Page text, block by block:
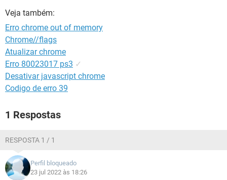
Veja também:
Erro chrome out of memory
Chrome//flags
Atualizar chrome
Erro 80023017 ps3 ✓
Desativar javascript chrome
Codigo de erro 39
1 Respostas
RESPOSTA 1 / 1
Perfil bloqueado
23 jul 2022 às 18:26